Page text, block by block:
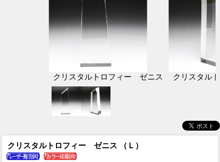
クリスタルトロフィー ゼニス クリスタル
クリスタルトロフィー ゼニス （Ｌ）